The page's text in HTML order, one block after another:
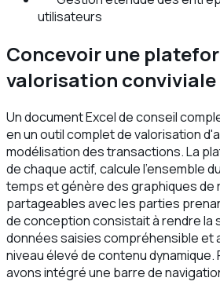
utilisateurs
Concevoir une
valorisation conviviale
Un document Excel de conseil
en un outil complet de valorisation
modélisation des transactions. La
de chaque actif, calcule l'ensemble
temps et génère des graphiques de
partageables avec les parties
de conception consistait à rendre la
données saisies compréhensible et
niveau élevé de contenu dynamique.
avons intégré une barre de